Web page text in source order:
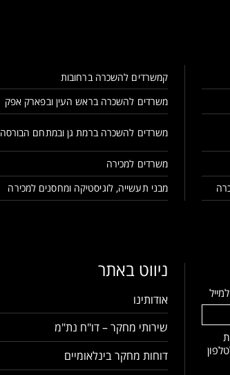
קמשרדים להשכרה ברחובות
משרדים להשכרה בראש העין ובפארק אפק
משרדים להשכרה ברמת גן ובמתחם הבורסה
משרדים למכירה
מבני תעשייה, לוגיסטיקה ומחסנים למכירה
ניווט באתר
אודותינו
שירותי מחקר – דו"ח נת"מ
דוחות מחקר בינלאומיים